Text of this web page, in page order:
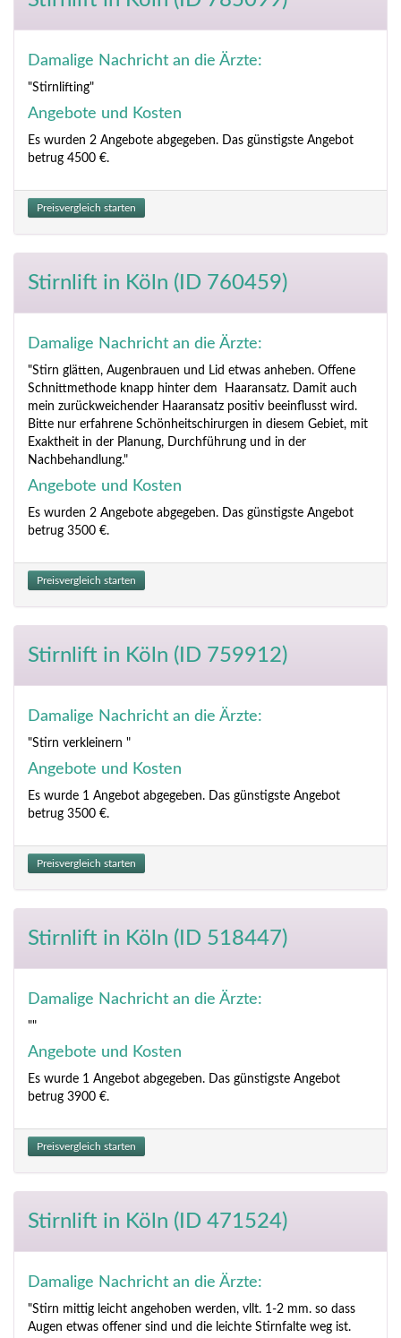
Damalige Nachricht an die Ärzte:
"Stirnlifting"
Angebote und Kosten
Es wurden 2 Angebote abgegeben. Das günstigste Angebot
betrug 4500 €.
Preisvergleich starten
Stirnlift in Köln (ID 760459)
Damalige Nachricht an die Ärzte:
"Stirn glätten, Augenbrauen und Lid etwas anheben. Offene
Schnittmethode knapp hinter dem Haaransatz. Damit auch
mein zurückweichender Haaransatz positiv beeinflusst wird.
Bitte nur erfahrene Schönheitschirurgen in diesem Gebiet, mit
Exaktheit in der Planung, Durchführung und in der
Nachbehandlung."
Angebote und Kosten
Es wurden 2 Angebote abgegeben. Das günstigste Angebot
betrug 3500 €.
Preisvergleich starten
Stirnlift in Köln (ID 759912)
Damalige Nachricht an die Ärzte:
"Stirn verkleinern "
Angebote und Kosten
Es wurde 1 Angebot abgegeben. Das günstigste Angebot
betrug 3500 €.
Preisvergleich starten
Stirnlift in Köln (ID 518447)
Damalige Nachricht an die Ärzte:
""
Angebote und Kosten
Es wurde 1 Angebot abgegeben. Das günstigste Angebot
betrug 3900 €.
Preisvergleich starten
Stirnlift in Köln (ID 471524)
Damalige Nachricht an die Ärzte:
"Stirn mittig leicht angehoben werden, vllt. 1-2 mm. so dass
Augen etwas offener sind und die leichte Stirnfalte weg ist.